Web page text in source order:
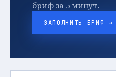
бриф за 5 минут.
ЗАПОЛНИТЬ БРИФ →